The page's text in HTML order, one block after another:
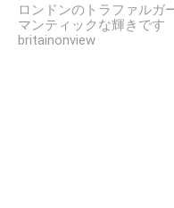
ロンドンのトラファルガ
マンティックな輝きで
britainonview